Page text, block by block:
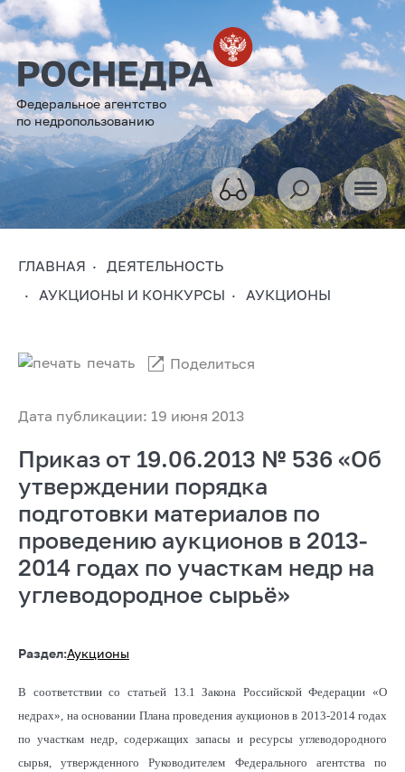
Федеральное агентство
по недропользованию
ГЛАВНАЯ
ДЕЯТЕЛЬНОСТЬ
АУКЦИОНЫ И КОНКУРСЫ
АУКЦИОНЫ
Дата публикации: 19 июня 2013
печать Поделиться
Приказ от 19.06.2013 № 536 «Об
утверждении порядка
подготовки материалов по
проведению аукционов в 2013-
2014 годах по участкам недр на
углеводородное сырьё»
Раздел:Аукционы
В соответствии со статьей 13.1 Закона Российской Федерации «О
недрах», на основании Плана проведения аукционов в 2013-2014 годах
по участкам недр, содержащих запасы и ресурсы углеводородного
сырья, утвержденного Руководителем Федерального агентства по